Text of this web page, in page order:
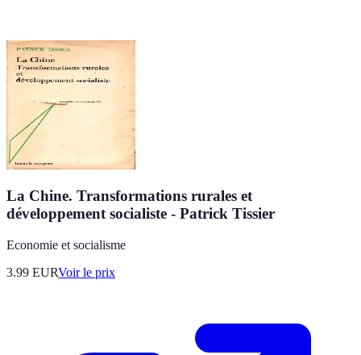
La Chine. Transformations rurales et
développement socialiste - Patrick Tissier
Economie et socialisme
3.99 EURVoir le prix